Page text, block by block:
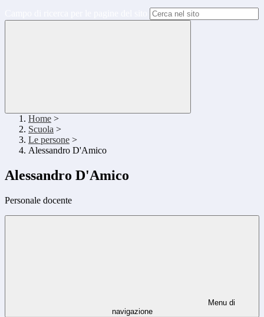
Home >
Scuola >
Le persone >
Alessandro D'Amico
Alessandro D'Amico
Personale docente
Menu di
navigazione